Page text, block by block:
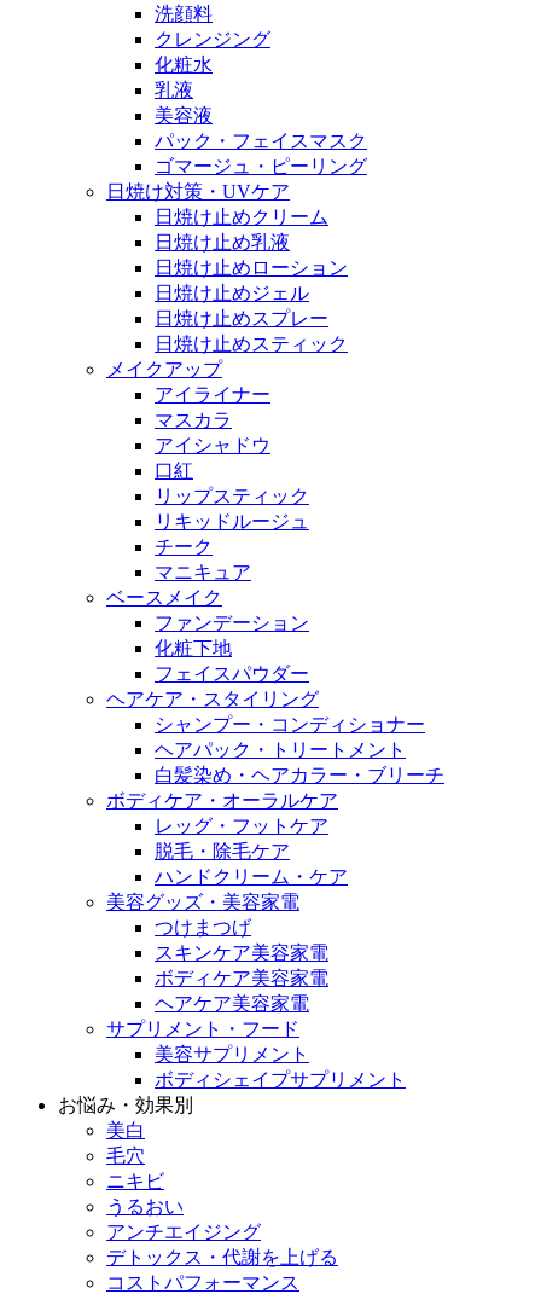
洗顔料
クレンジング
化粧水
乳液
美容液
パック・フェイスマスク
ゴマージュ・ピーリング
日焼け対策・UVケア
日焼け止めクリーム
日焼け止め乳液
日焼け止めローション
日焼け止めジェル
日焼け止めスプレー
日焼け止めスティック
メイクアップ
アイライナー
マスカラ
アイシャドウ
口紅
リップスティック
リキッドルージュ
チーク
マニキュア
ベースメイク
ファンデーション
化粧下地
フェイスパウダー
ヘアケア・スタイリング
シャンプー・コンディショナー
ヘアパック・トリートメント
白髪染め・ヘアカラー・ブリーチ
ボディケア・オーラルケア
レッグ・フットケア
脱毛・除毛ケア
ハンドクリーム・ケア
美容グッズ・美容家電
つけまつげ
スキンケア美容家電
ボディケア美容家電
ヘアケア美容家電
サプリメント・フード
美容サプリメント
ボディシェイプサプリメント
お悩み・効果別
美白
毛穴
ニキビ
うるおい
アンチエイジング
デトックス・代謝を上げる
コストパフォーマンス